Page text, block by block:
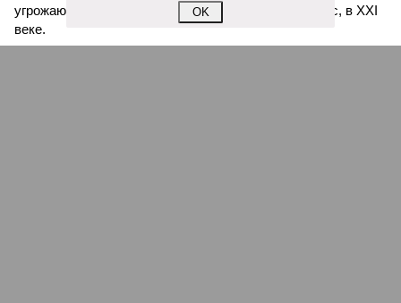
угрожающих человечеству непосредственно сейчас, в XXI
веке.
OK